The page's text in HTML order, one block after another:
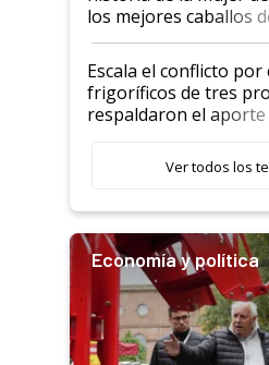
los mejores caballos
Argentina y los mitos
todavía hacen sufrir
animales: "Mientras
descalificaban, yo
haciendo currículum"
Escala el conflicto por
frigoríficos de tres
respaldaron el aporte
Ver todos los
Economía y política